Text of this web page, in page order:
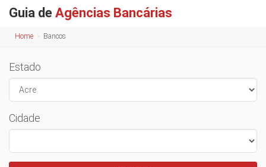
Guia de Agências Bancárias
Home Bancos
Estado
Cidade